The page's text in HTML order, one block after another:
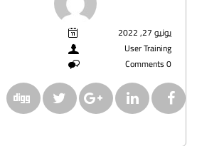
يونيو 27, 2022
User Training
0 Comments